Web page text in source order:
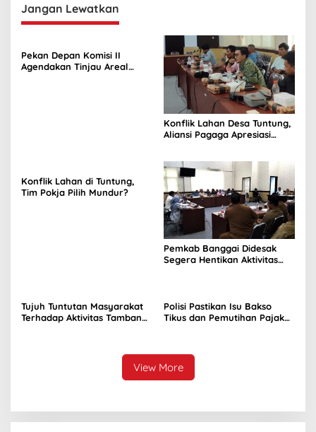
Jangan Lewatkan
Pekan Depan Komisi II
Agendakan Tinjau Areal
Konflik Lahan Desa Tuntung,
Aliansi Pagaga Apresiasi
Konflik Lahan di Tuntung,
Tim Pokja Pilih Mundur?
Pemkab Banggai Didesak
Segera Hentikan Aktivitas
Tujuh Tuntutan Masyarakat
Terhadap Aktivitas Tambang
Polisi Pastikan Isu Bakso
Tikus dan Pemutihan Pajak
View More